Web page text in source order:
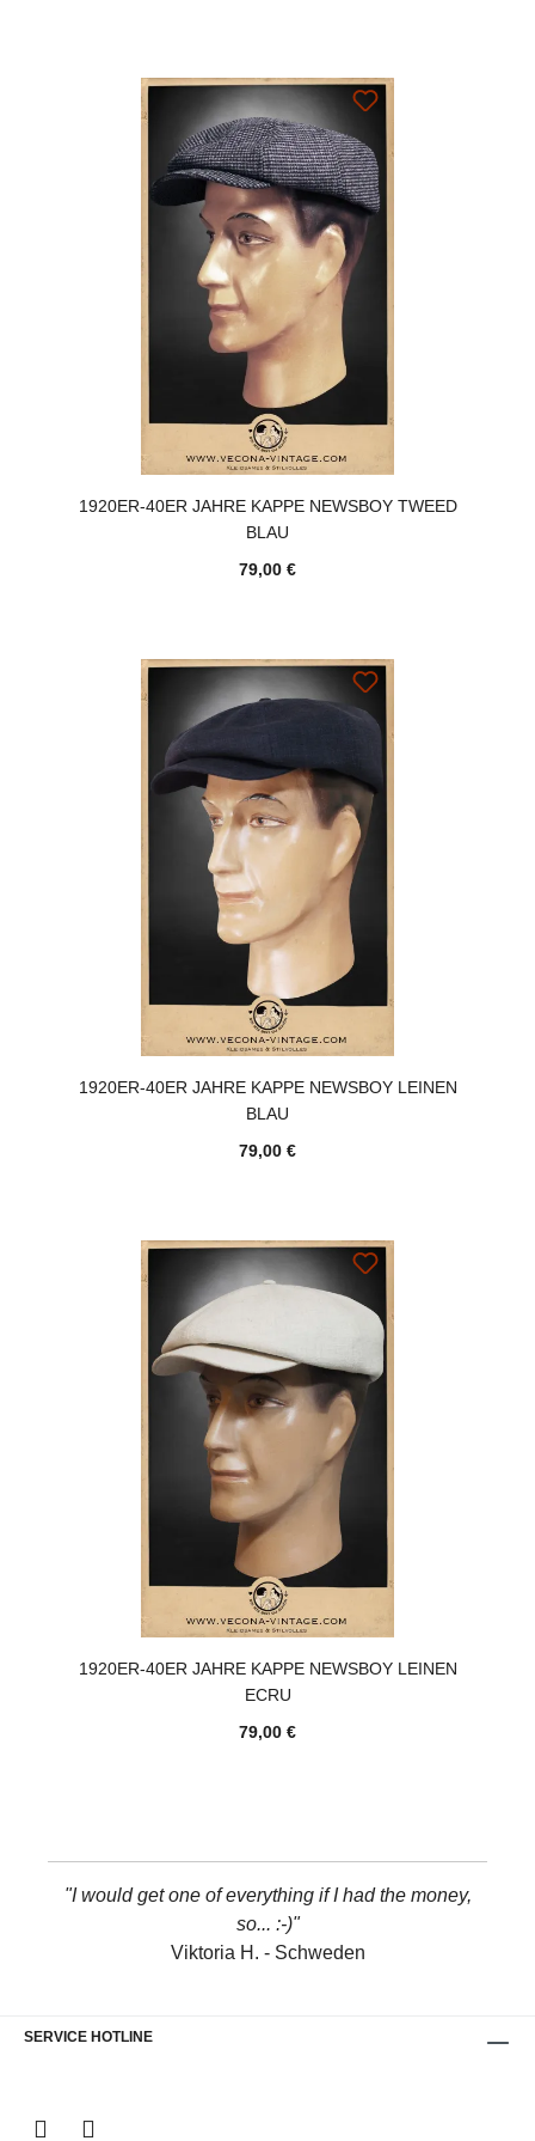
1920ER-40ER JAHRE KAPPE NEWSBOY TWEED
BLAU
79,00 €
1920ER-40ER JAHRE KAPPE NEWSBOY LEINEN
BLAU
79,00 €
1920ER-40ER JAHRE KAPPE NEWSBOY LEINEN
ECRU
79,00 €
"I would get one of everything if I had the money,
so... :-)"
Viktoria H. - Schweden
SERVICE HOTLINE